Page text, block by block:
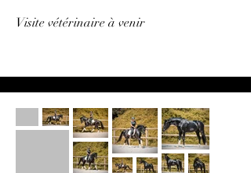
​Visite vétérinaire à venir